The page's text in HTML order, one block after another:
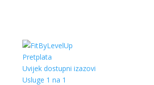
Pretplata
Uvijek dostupni izazovi
Usluge 1 na 1